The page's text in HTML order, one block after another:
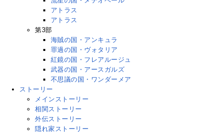
アトラス
アトラス
第3部
海賊の国・アンキュラ
罪過の国・ヴォタリア
紅鏡の国・フレアルージュ
武器の国・アースガルズ
不思議の国・ワンダーメア
ストーリー
メインストーリー
相関ストーリー
外伝ストーリー
隠れ家ストーリー